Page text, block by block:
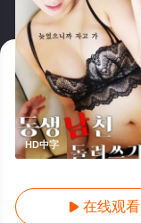
HD中字
 在线观看